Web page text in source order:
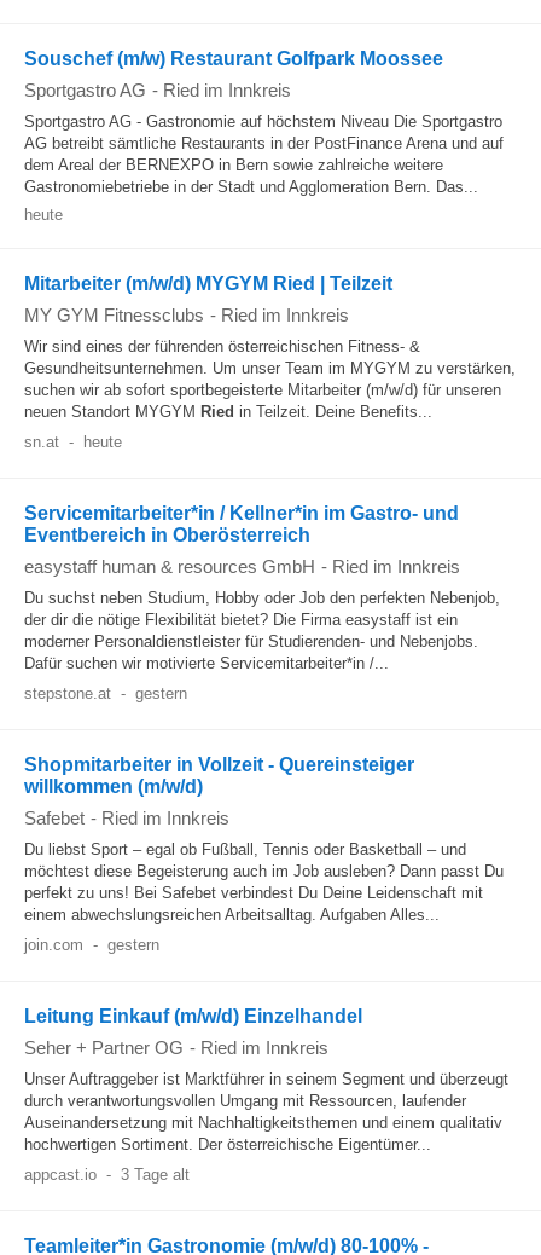
Souschef (m/w) Restaurant Golfpark Moossee
Sportgastro AG - Ried im Innkreis
Sportgastro AG - Gastronomie auf höchstem Niveau Die Sportgastro
AG betreibt sämtliche Restaurants in der PostFinance Arena und auf
dem Areal der BERNEXPO in Bern sowie zahlreiche weitere
Gastronomiebetriebe in der Stadt und Agglomeration Bern. Das...
heute
Mitarbeiter (m/w/d) MYGYM Ried | Teilzeit
MY GYM Fitnessclubs - Ried im Innkreis
Wir sind eines der führenden österreichischen Fitness- &
Gesundheitsunternehmen. Um unser Team im MYGYM zu verstärken,
suchen wir ab sofort sportbegeisterte Mitarbeiter (m/w/d) für unseren
neuen Standort MYGYM Ried in Teilzeit. Deine Benefits...
sn.at - heute
Servicemitarbeiter*in / Kellner*in im Gastro- und
Eventbereich in Oberösterreich
easystaff human & resources GmbH - Ried im Innkreis
Du suchst neben Studium, Hobby oder Job den perfekten Nebenjob,
der dir die nötige Flexibilität bietet? Die Firma easystaff ist ein
moderner Personaldienstleister für Studierenden- und Nebenjobs.
Dafür suchen wir motivierte Servicemitarbeiter*in /...
stepstone.at - gestern
Shopmitarbeiter in Vollzeit - Quereinsteiger
willkommen (m/w/d)
Safebet - Ried im Innkreis
Du liebst Sport – egal ob Fußball, Tennis oder Basketball – und
möchtest diese Begeisterung auch im Job ausleben? Dann passt Du
perfekt zu uns! Bei Safebet verbindest Du Deine Leidenschaft mit
einem abwechslungsreichen Arbeitsalltag. Aufgaben Alles...
join.com - gestern
Leitung Einkauf (m/w/d) Einzelhandel
Seher + Partner OG - Ried im Innkreis
Unser Auftraggeber ist Marktführer in seinem Segment und überzeugt
durch verantwortungsvollen Umgang mit Ressourcen, laufender
Auseinandersetzung mit Nachhaltigkeitsthemen und einem qualitativ
hochwertigen Sortiment. Der österreichische Eigentümer...
appcast.io - 3 Tage alt
Teamleiter*in Gastronomie (m/w/d) 80-100% -